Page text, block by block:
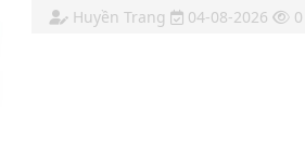
Huyền Trang 04-08-2026 0